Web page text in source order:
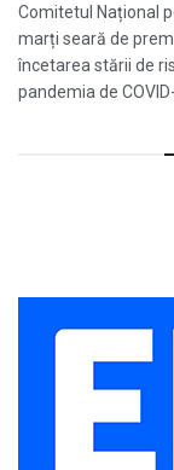
Comitetul Național
marți seară de
încetarea stării de
pandemia de